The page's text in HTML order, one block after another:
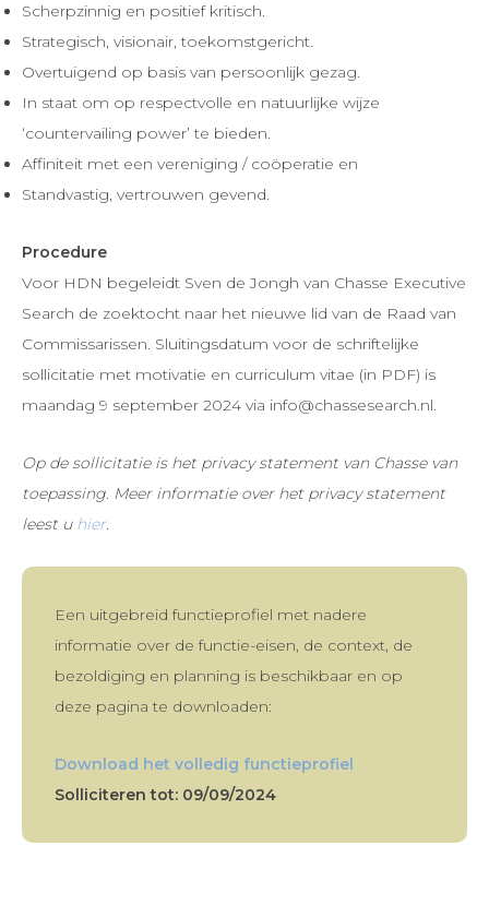
Scherpzinnig en positief kritisch.
Strategisch, visionair, toekomstgericht.
Overtuigend op basis van persoonlijk gezag.
In staat om op respectvolle en natuurlijke wijze
‘countervailing power’ te bieden.
Affiniteit met een vereniging / coöperatie en
Standvastig, vertrouwen gevend.
Procedure
Voor HDN begeleidt Sven de Jongh van Chasse Executive
Search de zoektocht naar het nieuwe lid van de Raad van
Commissarissen. Sluitingsdatum voor de schriftelijke
sollicitatie met motivatie en curriculum vitae (in PDF) is
maandag 9 september 2024 via info@chassesearch.nl.
Op de sollicitatie is het privacy statement van Chasse van
toepassing. Meer informatie over het privacy statement
leest u hier.
Een uitgebreid functieprofiel met nadere
informatie over de functie-eisen, de context, de
bezoldiging en planning is beschikbaar en op
deze pagina te downloaden:
Download het volledig functieprofiel
Solliciteren tot: 09/09/2024